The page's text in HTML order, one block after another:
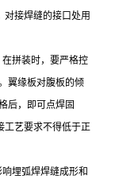
对接焊缝的接口处用
拼装时，要严格控
翼缘板对腹板的倾
后，即可点焊固
工艺要求不得低于正
埋弧焊焊缝成形和